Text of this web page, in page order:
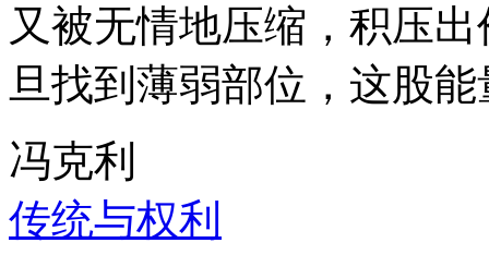
又被无情地压缩，积压
旦找到薄弱部位，这股
冯克利
传统与权利